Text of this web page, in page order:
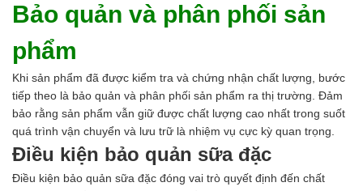
Bảo quản và phân phối sản
phẩm
Khi sản phẩm đã được kiểm tra và chứng nhận chất lượng, bước
tiếp theo là bảo quản và phân phối sản phẩm ra thị trường. Đảm
bảo rằng sản phẩm vẫn giữ được chất lượng cao nhất trong suốt
quá trình vận chuyển và lưu trữ là nhiệm vụ cực kỳ quan trọng.
Điều kiện bảo quản sữa đặc
Điều kiện bảo quản sữa đặc đóng vai trò quyết định đến chất